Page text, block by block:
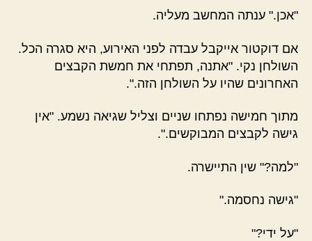
"אכן." ענתה המחשב מעליה.
אם דוקטור אייקבל עבדה לפני האירוע, היא סגרה הכל.
השולחן נקי. "אתנה, תפתחי את חמשת הקבצים
האחרונים שהיו על השולחן הזה.".
מתוך חמישה נפתחו שניים וצליל שגיאה נשמע. "אין
גישה לקבצים המבוקשים.".
"למה?" שין התיישרה.
"גישה נחסמה."
"על ידי?"